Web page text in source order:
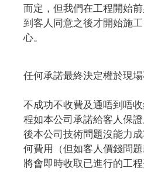
而定，但我們在工程開始
到客人同意之後才開始施
心。
任何承諾最終決定權於現場
不成功不收費及通唔到唔
程如本公司承諾給客人保
後本公司技術問題沒能力
何費用（但如客人價錢問
將會即時收取已進行的工